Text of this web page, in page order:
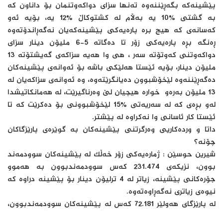
پێشینه‌كه‌ بگه‌ڕێننه‌وه‌ ته‌نها سزای دواكه‌وتنمان بۆ داناون كه‌
به‌ گشتی %10 یه‌ به‌ڵام له‌ كشتوكاڵ %12 یه‌، بۆیه‌ ئه‌و
كه‌سانه‌ی كه‌ هیچ بره‌ پاره‌یه‌كی پێشینه‌كه‌یان‌ نه‌گه‌ڕاندۆته‌وه‌
ڕه‌نگه‌ بڕه‌ پاره‌یه‌كی زۆر تا ده‌گاته‌ 5-6 ملیۆن دینار سزای
دواكه‌وتنی كه‌وتۆته‌ سه‌ر ، هی وا هه‌یه‌ سزاكه‌ی گه‌یشتۆته‌ 13
ملیۆن دینار، بۆیه‌ ئێستا هه‌لێكی باشه‌ بۆ ئه‌وانه‌ی پێشینه‌كان
ده‌گه‌ڕێننه‌وه‌ لێخۆشبوون ده‌یانگرێته‌وه،‌ وه‌ ئه‌وانه‌ی سزاكه‌یان له‌
13 ملیۆن به‌ره‌و خواره‌ هیچیان لێ وه‌رناگیرێت، له‌ هه‌مانكاتیشدا
له‌و بڕه‌ی كه‌ له‌ سه‌ریه‌تی %15 لێخۆشبوونی بۆ ده‌كرێت كه‌ تا
ئێستا كار ئاسانی وا نه‌كراوه‌ له‌ پێشتر.
داتا و ورده‌كاریی وه‌رگرتنی پێشینه‌كان به‌ گوێره‌ی پارێزگاكان
چۆنه‌؟
شیرین حوسێن : ژماره‌یه‌كی زۆر خه‌ڵك له‌ پێشینه‌كان سوودمه‌ند
بوون، نزیكه‌ی 231.474 كه‌س سوودمه‌ندبوون به‌ هه‌موو
جۆره‌كانی پێشینه‌، زیاتر له‌ 4 ترلیۆن دینار ‌بۆ پێشینه‌ دراوه كه‌
نیوه‌ی زیاتری نه‌گه‌ڕاوه‌ته‌وه‌.
له‌ پارێزگای هه‌ولێر 72.181 كه‌س له‌ پێشینه‌كان سوودمه‌ندبوون،